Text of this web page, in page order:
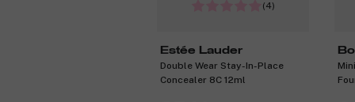
(4)
Estée Lauder
Double Wear Stay-In-Place
Concealer 8C 12ml